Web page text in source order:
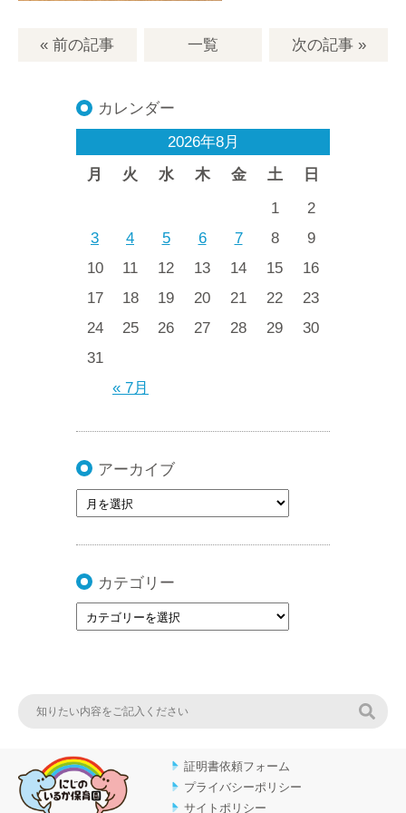
« 前の記事 一覧 次の記事»
カレンダー
2026年8月
月
火 水 木 金 土 日
« 7月
1
2
3
4 5 6 7 8
9
10
11 12 13 14 15
16
17
18 19 20 21 22
23
24
25 26 27 28 29
30
31
アーカイブ
カテゴリー
証明書依頼フォーム
プライバシーポリシー
サイトポリシー